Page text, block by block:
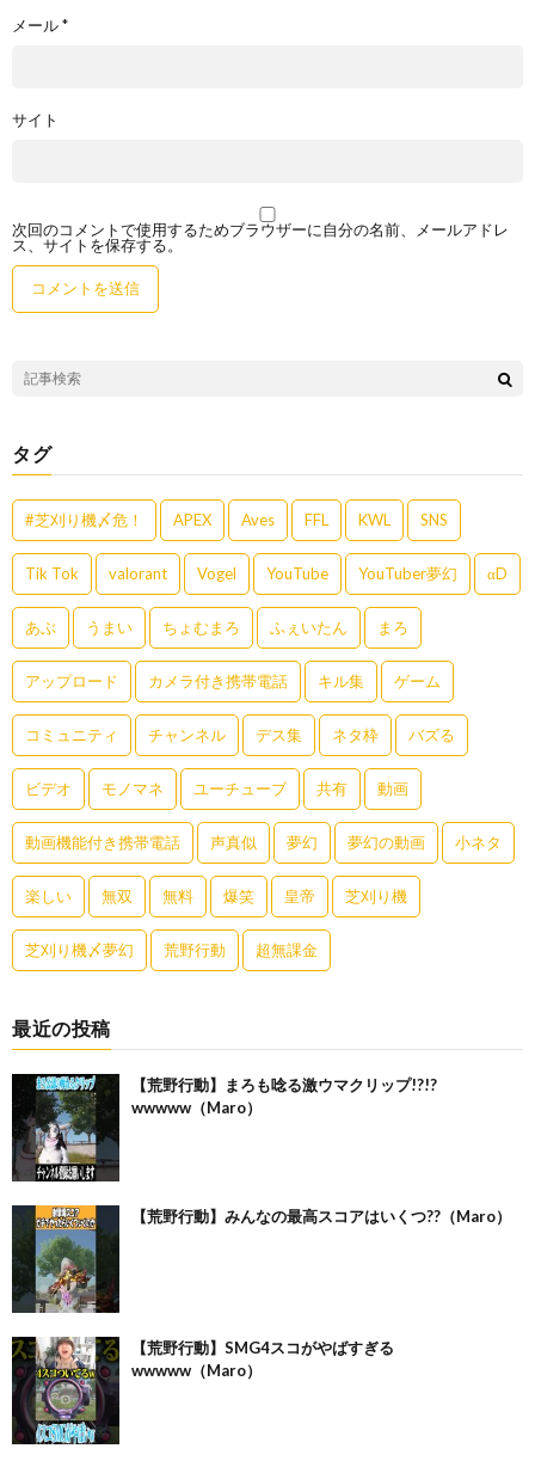
メール*
サイト
次回のコメントで使用するためブラウザーに自分の名前、メールアドレ
ス、サイトを保存する。
タグ
#芝刈り機〆危！ APEX Aves FFL KWL SNS
Tik Tok valorant Vogel YouTube YouTuber夢幻 αD
あぶ うまい ちょむまろ ふぇいたん まろ
アップロード カメラ付き携帯電話 キル集 ゲーム
コミュニティ チャンネル デス集 ネタ枠 バズる
ビデオ モノマネ ユーチューブ 共有 動画
動画機能付き携帯電話 声真似 夢幻 夢幻の動画 小ネタ
楽しい 無双 無料 爆笑 皇帝 芝刈り機
芝刈り機〆夢幻 荒野行動 超無課金
最近の投稿
【荒野行動】まろも唸る激ウマクリップ!?!?
wwwww（Maro）
【荒野行動】みんなの最高スコアはいくつ??（Maro）
【荒野行動】SMG4スコがやばすぎる
wwwww（Maro）